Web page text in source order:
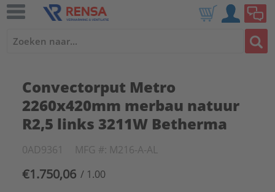
Convectorput Metro
2260x420mm merbau natuur
R2,5 links 3211W Betherma
0AD9361 MFG #: M216-A-AL
€1.750,06 / 1.00